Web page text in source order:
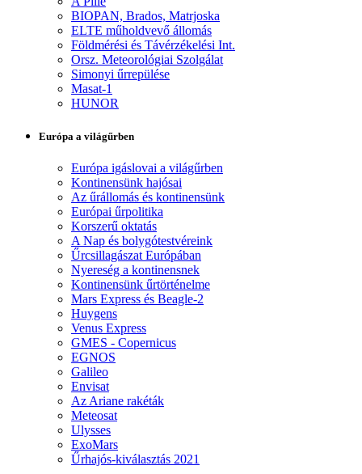
BIOPAN, Brados, Matrjoska
ELTE műholdvevő állomás
Földmérési és Távérzékelési Int.
Orsz. Meteorológiai Szolgálat
Simonyi űrrepülése
Masat-1
HUNOR
Európa a világűrben
Európa igáslovai a világűrben
Kontinensünk hajósai
Az űrállomás és kontinensünk
Európai űrpolitika
Korszerű oktatás
A Nap és bolygótestvéreink
Űrcsillagászat Európában
Nyereség a kontinensnek
Kontinensünk űrtörténelme
Mars Express és Beagle-2
Huygens
Venus Express
GMES - Copernicus
EGNOS
Galileo
Envisat
Az Ariane rakéták
Meteosat
Ulysses
ExoMars
Űrhajós-kiválasztás 2021